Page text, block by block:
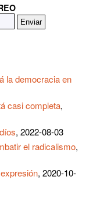
la democracia en
casi completa,
, 2022-08-03
el radicalismo,
, 2020-10-